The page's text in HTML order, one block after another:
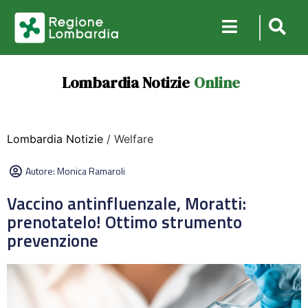
Lombardia Notizie Online
Lombardia Notizie / Welfare
Autore:Monica Ramaroli
Vaccino antinfluenzale, Moratti:
prenotatelo! Ottimo strumento
prevenzione